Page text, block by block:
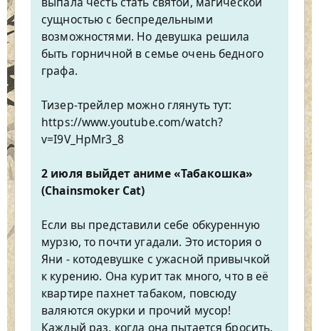
сущностью с беспредельными
возможностями. Но девушка решила
быть горничной в семье очень бедного
графа.
Тизер-трейлер можно глянуть тут:
https://www.youtube.com/watch?
v=I9V_HpMr3_8
2 июля выйдет аниме «Табакошка»
(Chainsmoker Cat)
Если вы представили себе обкуренную
мурзю, то почти угадали. Это история о
Яни - котодевушке с ужасной привычкой
к курению. Она курит так много, что в её
квартире пахнет табаком, повсюду
валяются окурки и прочий мусор!
Каждый раз, когда она пытается бросить,